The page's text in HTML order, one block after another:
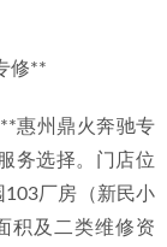
修**
惠州鼎火奔驰专
务选择。门店位
厂房（新民小
积及二类维修资
择标准与鼎火奔